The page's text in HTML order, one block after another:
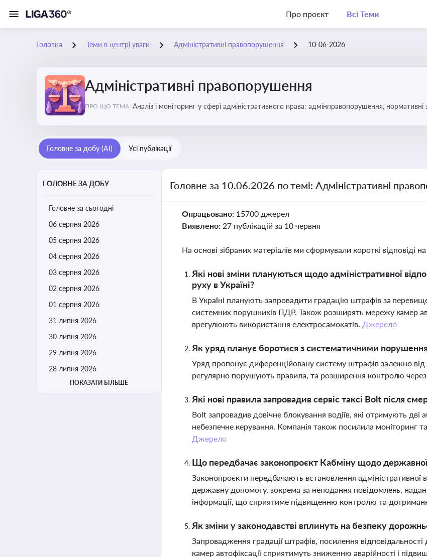
Про проєкт Всі Теми
Головна Теми в центрі уваги Адміністративні правопорушення 10-06-2026
Адміністративні правопорушення
ПРО ЩО ТЕМА: Аналіз і моніторинг у сфері адміністративного права: адмінправопорушення, нормативні
Головне за добу (AI) Усі публікації
ГОЛОВНЕ ЗА ДОБУ
Головне за сьогодні
06 серпня 2026
05 серпня 2026
04 серпня 2026
03 серпня 2026
02 серпня 2026
01 серпня 2026
31 липня 2026
30 липня 2026
29 липня 2026
28 липня 2026
ПОКАЗАТИ БІЛЬШЕ
Головне за 10.06.2026 по темі: Адміністративні
Опрацьовано: 15700 джерел
Виявлено: 27 публікацій за 10 червня
На основі зібраних матеріалів ми сформували короткі відповіді
Які нові зміни плануються щодо адміністративної
руху в Україні?
В Україні планують запровадити градацію штрафів за
системних порушників ПДР. Також розширять мережу камер
врегулюють використання електросамокатів. Джерело
Як уряд планує боротися з систематичними
Уряд пропонує диференційовану систему штрафів залежно від
регулярно порушують правила, та розширення контролю через
Які нові правила запровадив сервіс таксі Bolt після
Bolt запровадив довічне блокування водіїв, які отримують
небезпечне керування. Компанія також посилила моніторинг
Джерело
Що передбачає законопроєкт Кабміну щодо державної
Законопроєкти передбачають встановлення адміністративної
державну допомогу, зокрема за неподання повідомлень,
інформації, що сприятиме підвищенню контролю та
Як зміни у законодавстві вплинуть на безпеку
Запровадження градації штрафів, посилення
камер автофіксації сприятимуть зниженню аварійності і